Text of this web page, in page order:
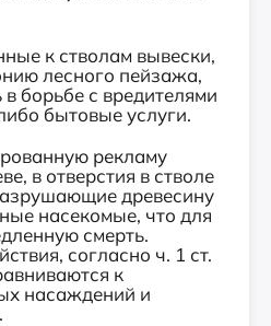
к стволам вывески,
лесного пейзажа,
борьбе с вредителями
бытовые услуги.
рекламу
в отверстия в стволе
древесину
насекомые, что для
смерть.
согласно ч. 1 ст.
к
насаждений и